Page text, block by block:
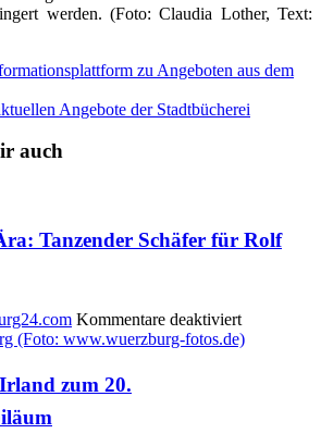
werden. (Foto: Claudia Lother, Text:
zu Angeboten aus dem
Angebote der Stadtbücherei
auch
Tanzender Schäfer für Rolf
Kommentare deaktiviertfür
Zum
zum 20.